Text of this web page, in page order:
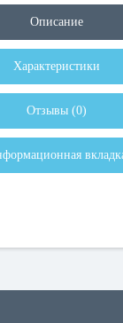
Описание
Характеристики
Отзывы (0)